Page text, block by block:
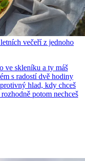
večeří z jednoho
ve skleníku a ty máš
s radostí dvě hodiny
hlad, kdy chceš
potom nechceš